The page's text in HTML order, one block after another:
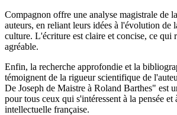
Compagnon offre une analyse magistrale de
auteurs, en reliant leurs idées à l'évolution de
culture. L'écriture est claire et concise, ce qui
agréable.
Enfin, la recherche approfondie et la
témoignent de la rigueur scientifique de
De Joseph de Maistre à Roland Barthes" est
pour tous ceux qui s'intéressent à la pensée et
intellectuelle française.